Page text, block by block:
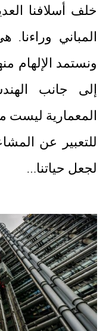
خلف أسلافنا
المباني وراءنا.
ونستمد الإلهام
إلى جانب
المعمارية ليست
للتعبير عن
لجعل حياتنا…